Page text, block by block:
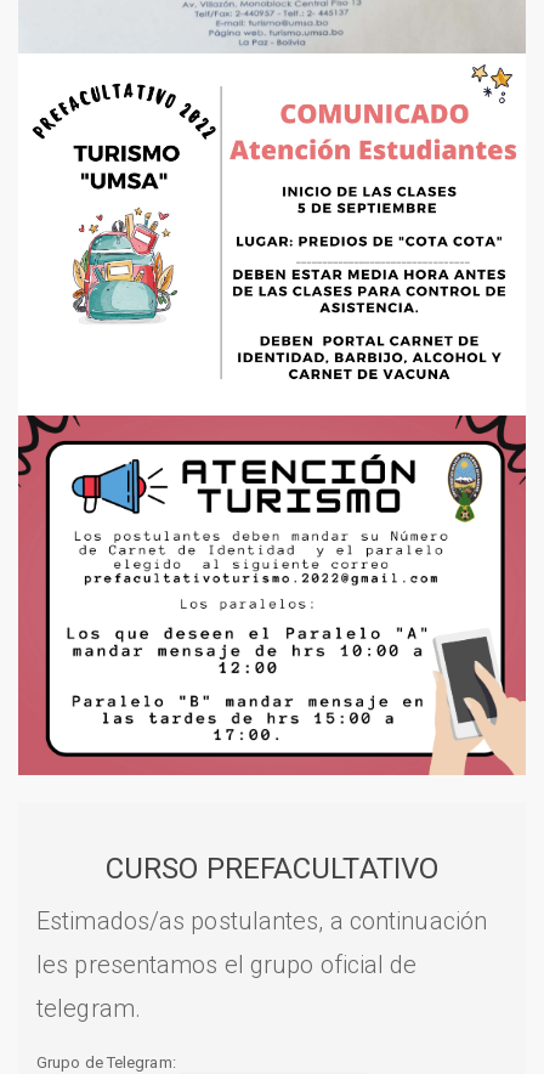
CURSO PREFACULTATIVO
Estimados/as postulantes, a continuación
les presentamos el grupo oficial de
telegram.
Grupo de Telegram: